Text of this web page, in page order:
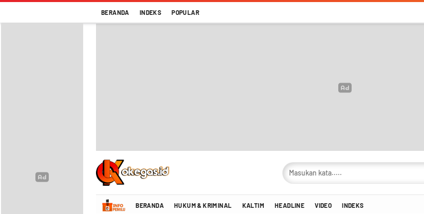
BERANDA INDEKS POPULAR
Oke Gas Indonesia | Energi Positif Informasi Terkini!
BERANDA HUKUM & KRIMINAL KALTIM HEADLINE VIDEO INDEKS